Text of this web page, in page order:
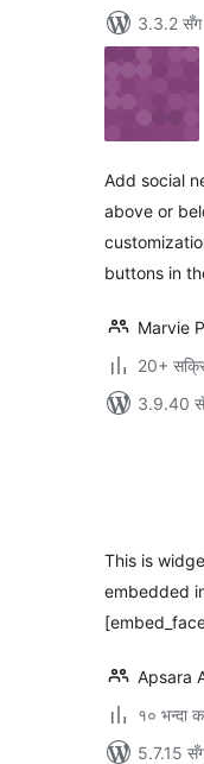
3.3.2 सँग
Add social
above or
buttons in
Marvie
20+
3.9.40
This is
embedded
Apsara
१० भन्दा
5.7.15